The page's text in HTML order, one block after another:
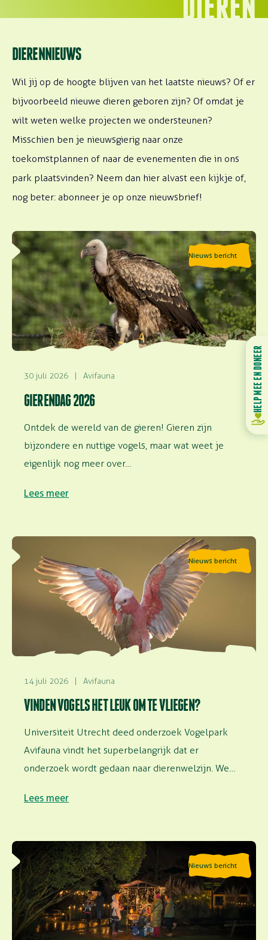
DIERENNIEUWS
Wil jij op de hoogte blijven van het laatste nieuws? Of er
bijvoorbeeld nieuwe dieren geboren zijn? Of omdat je
wilt weten welke projecten we ondersteunen?
Misschien ben je nieuwsgierig naar onze
toekomstplannen of naar de evenementen die in ons
park plaatsvinden? Neem dan hier alvast een kijkje of,
nog beter: abonneer je op onze nieuwsbrief!
Nieuws bericht
30 juli 2026 | Avifauna
GIERENDAG 2026
Ontdek de wereld van de gieren! Gieren zijn
bijzondere en nuttige vogels, maar wat weet je
eigenlijk nog meer over…
Lees meer
Lees meer over Gierendag 2026
Nieuws bericht
14 juli 2026 | Avifauna
VINDEN VOGELS HET LEUK OM TE VLIEGEN?
Universiteit Utrecht deed onderzoek Vogelpark
Avifauna vindt het superbelangrijk dat er
onderzoek wordt gedaan naar dierenwelzijn. We
Lees meer
Lees meer over Vinden vogels het leuk om te vliegen?
Nieuws bericht
Lees meer over Speciale avondopenstelling: Geluiden
van de nacht
HELP MEE EN DONEER